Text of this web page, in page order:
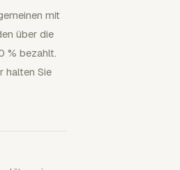
mit
über die
% bezahlt.
halten Sie